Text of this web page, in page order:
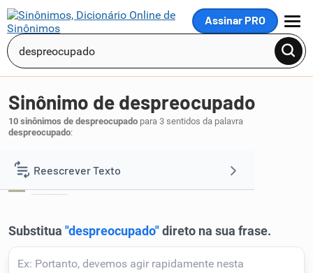
Assinar PRO
MENU
Reescrever Texto
Corrigir Texto
Sinônimo de despreocupado
10 sinônimos de despreocupado para 3 sentidos da palavra
despreocupado:
Tranquilo: